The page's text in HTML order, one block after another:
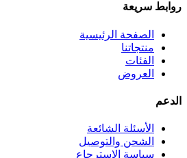
روابط سريعة
الصفحة الرئيسية
منتجاتنا
الفئات
العروض
الدعم
الأسئلة الشائعة
الشحن والتوصيل
سياسة الاسترجاع